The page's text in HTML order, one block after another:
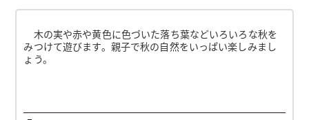
木の実や赤や黄色に色づいた落ち葉などいろいろな秋を
みつけて遊びます。親子で秋の自然をいっぱい楽しみまし
ょう。